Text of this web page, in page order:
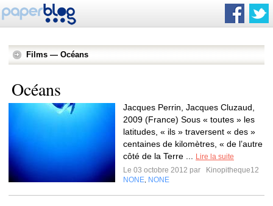
Films — Océans
Océans
Jacques Perrin, Jacques Cluzaud,
2009 (France) Sous « toutes » les
latitudes, « ils » traversent « des »
centaines de kilomètres, « de l’autre
côté de la Terre ...
Lire la suite
Le 03 octobre 2012 par
Kinopitheque12
NONE NONE